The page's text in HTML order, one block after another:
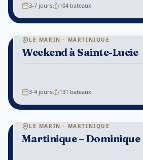
3-7 jours 104 bateaux
⚓
1/7
LE MARIN · MARTINIQUE
Weekend à Sainte-Lucie
3-4 jours 131 bateaux
⚓
1/7
LE MARIN · MARTINIQUE
Martinique – Dominique